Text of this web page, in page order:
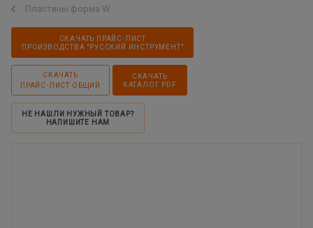
Пластины форма W
СКАЧАТЬ ПРАЙС-ЛИСТ
ПРОИЗВОДСТВА "РУССКИЙ ИНСТРУМЕНТ"
СКАЧАТЬ
ПРАЙС-ЛИСТ ОБЩИЙ
СКАЧАТЬ
КАТАЛОГ PDF
НЕ НАШЛИ НУЖНЫЙ ТОВАР?
НАПИШИТЕ НАМ